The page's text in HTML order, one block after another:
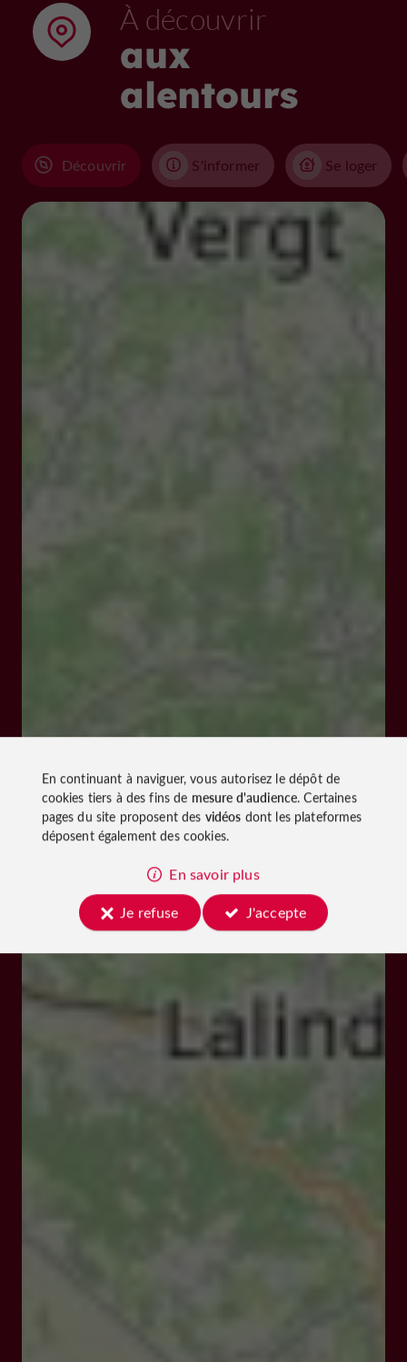
À découvrir
aux
alentours
Découvrir S'informer Se loger
En continuant à naviguer, vous autorisez le dépôt de
cookies tiers à des fins de mesure d'audience. Certaines
pages du site proposent des vidéos dont les plateformes
déposent également des cookies.
En savoir plus
Je refuse
J'accepte